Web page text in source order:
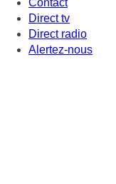
Direct tv
Direct radio
Alertez-nous